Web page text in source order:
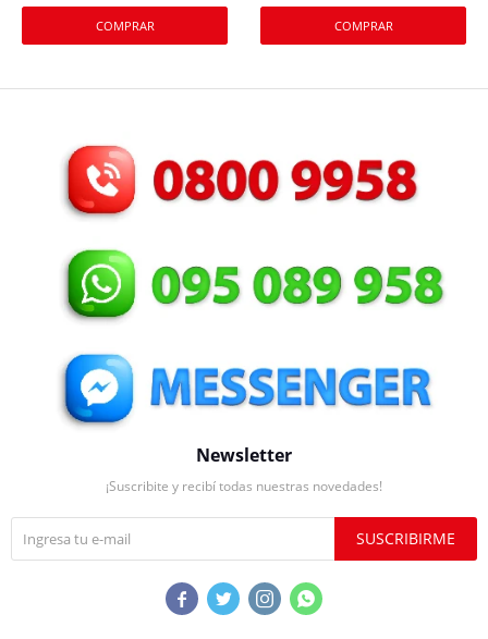
Newsletter
¡Suscribite y recibí todas nuestras novedades!
SUSCRIBIRME
   